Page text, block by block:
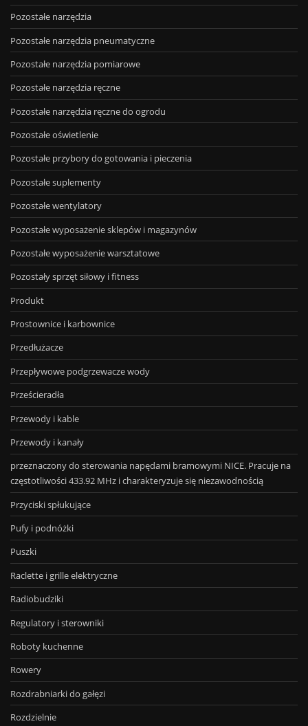
Pozostałe narzędzia
Pozostałe narzędzia pneumatyczne
Pozostałe narzędzia pomiarowe
Pozostałe narzędzia ręczne
Pozostałe narzędzia ręczne do ogrodu
Pozostałe oświetlenie
Pozostałe przybory do gotowania i pieczenia
Pozostałe suplementy
Pozostałe wentylatory
Pozostałe wyposażenie sklepów i magazynów
Pozostałe wyposażenie warsztatowe
Pozostały sprzęt siłowy i fitness
Produkt
Prostownice i karbownice
Przedłużacze
Przepływowe podgrzewacze wody
Prześcieradła
Przewody i kable
Przewody i kanały
przeznaczony do sterowania napędami bramowymi NICE. Pracuje na
częstotliwości 433.92 MHz i charakteryzuje się niezawodnością
Przyciski spłukujące
Pufy i podnóżki
Puszki
Raclette i grille elektryczne
Radiobudziki
Regulatory i sterowniki
Roboty kuchenne
Rowery
Rozdrabniarki do gałęzi
Rozdzielnie